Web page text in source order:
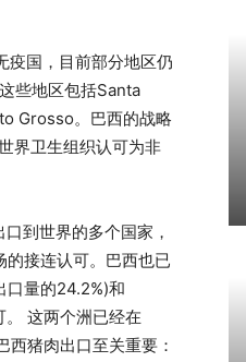
疫国，目前部分地区仍
些地区包括Santa
Grosso。巴西的战略
界卫生组织认可为非
到世界的多个国家，
接连认可。巴西也已
口量的24.2%)和
这两个洲已经在
猪肉出口至关重要：